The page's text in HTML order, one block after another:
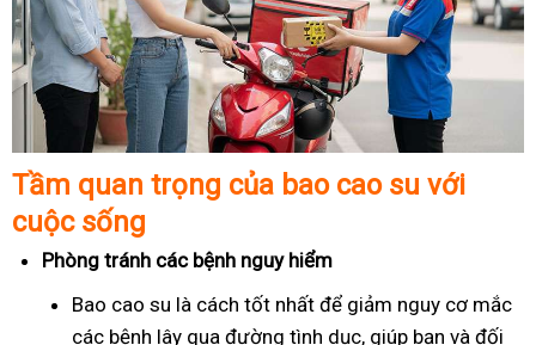
Tầm quan trọng của bao cao su với
cuộc sống
Phòng tránh các bệnh nguy hiểm
Bao cao su là cách tốt nhất để giảm nguy cơ mắc
các bệnh lây qua đường tình dục, giúp bạn và đối